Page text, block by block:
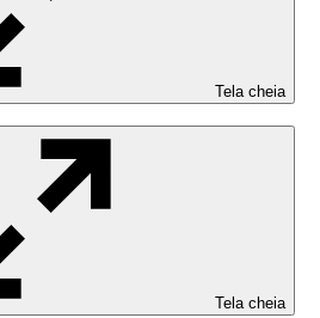
Tela cheia
Tela cheia